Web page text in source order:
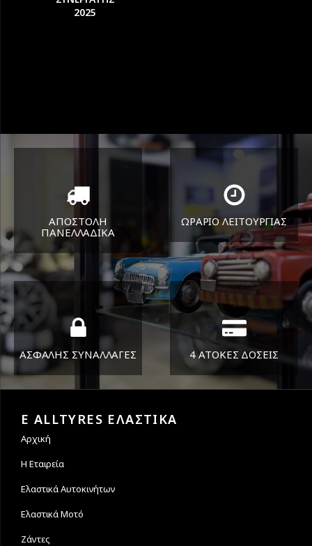
2025
ΑΠΟΣΤΟΛΗ
ΠΑΝΕΛΛΑΔΙΚA
Όπου και αν είστε θα σας
στείλουμε τα ελαστικά σας
ΩΡΑΡΙΟ ΛΕΙΤΟΥΡΓΙΑΣ
ΔΕΥ-ΠΑΡ 8:30-17:30
ΣΑΒ 8:30-13:30
ΑΣΦΑΛΗΣ ΣΥΝΑΛΛΑΓΕΣ 4 ΑΤΟΚΕΣ ΔΟΣΕΙΣ
E ALLTYRES ΕΛΑΣΤΙΚΑ
Αρχική
Η Εταιρεία
Ελαστικά Αυτοκινήτων
Ελαστικά Μοτό
Ζάντες